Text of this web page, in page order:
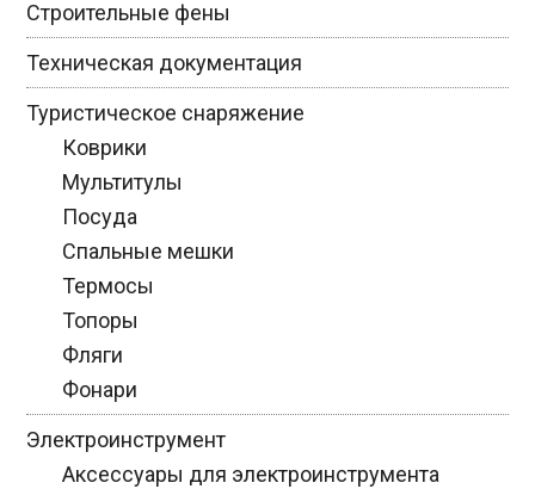
Строительные фены
Техническая документация
Туристическое снаряжение
Коврики
Мультитулы
Посуда
Спальные мешки
Термосы
Топоры
Фляги
Фонари
Электроинструмент
Аксессуары для электроинструмента